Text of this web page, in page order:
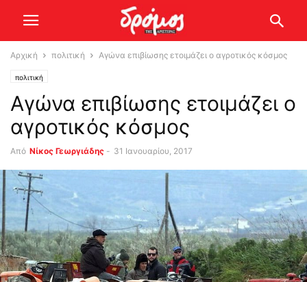
Αρχική πολιτική Αγώνα επιβίωσης ετοιμάζει ο αγροτικός κόσμος
πολιτική
Αγώνα επιβίωσης ετοιμάζει ο
αγροτικός κόσμος
Από Νίκος Γεωργιάδης - 31 Ιανουαρίου, 2017